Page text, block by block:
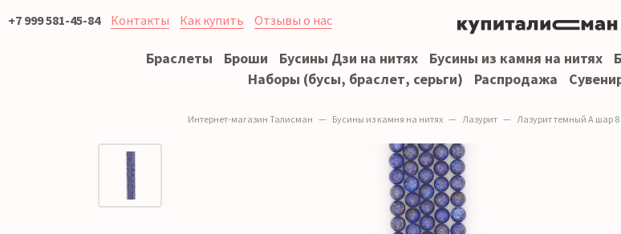
+7 999 581-45-84 Контакты Как купить Отзывы о нас
Браслеты Броши Бусины Дзи на нитях Бусины из камня на нитях
Наборы (бусы, браслет, серьги)
Распродажа
Интернет-магазин Талисман Бусины из камня на нитях Лазурит Лазурит темный А шар